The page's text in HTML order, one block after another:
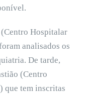
(Centro Hospitalar
analisados os
De tarde,
(Centro
que tem inscritas